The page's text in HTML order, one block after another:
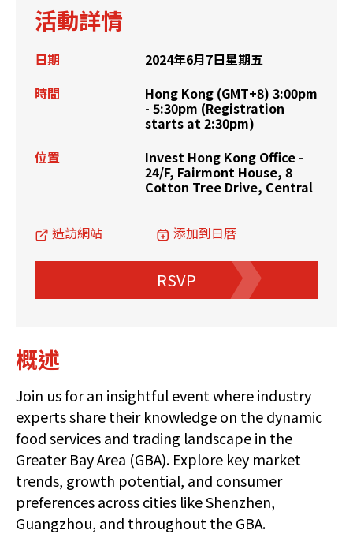
活動詳情
日期
2024年6月7日星期五
時間
Hong Kong (GMT+8) 3:00pm
- 5:30pm (Registration
starts at 2:30pm)
位置
Invest Hong Kong Office -
24/F, Fairmont House, 8
Cotton Tree Drive, Central
造訪網站 添加到日曆
RSVP
概述
Join us for an insightful event where industry
experts share their knowledge on the dynamic
food services and trading landscape in the
Greater Bay Area (GBA). Explore key market
trends, growth potential, and consumer
preferences across cities like Shenzhen,
Guangzhou, and throughout the GBA.